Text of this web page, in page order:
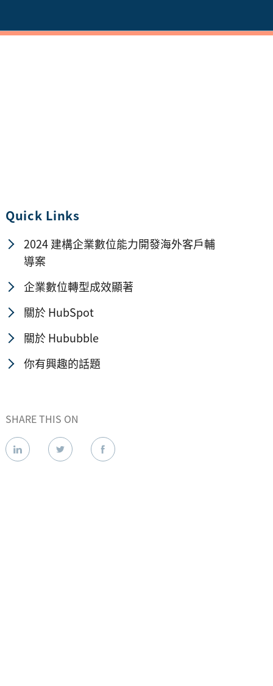
Quick Links
2024 建構企業數位能力開發海外客戶輔
導案
企業數位轉型成效顯著
關於 HubSpot
關於 Hububble
你有興趣的話題
SHARE THIS ON